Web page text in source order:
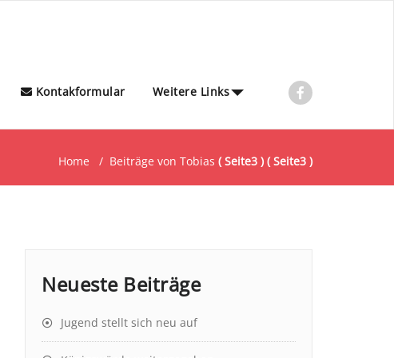
Kontakformular Weitere Links
Home / Beiträge von Tobias ( Seite3 ) ( Seite3 )
Neueste Beiträge
Jugend stellt sich neu auf